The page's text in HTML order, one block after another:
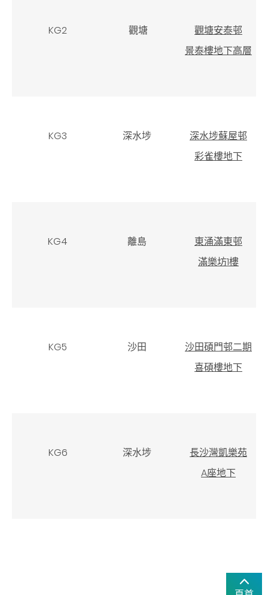
KG2 觀塘
觀塘安泰邨
景泰樓地下高層
KG3 深水埗
深水埗蘇屋邨
彩雀樓地下
KG4 離島
東涌滿東邨
滿樂坊1樓
KG5 沙田
沙田碩門邨二期
喜碩樓地下
KG6 深水埗
長沙灣凱樂苑
A座地下